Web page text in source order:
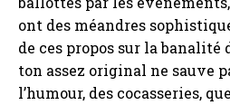
ont des méandres
de ces propos sur la banalité
ton assez original ne sauve
l’humour, des cocasseries,